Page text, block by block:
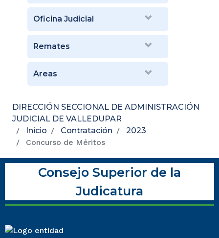
Oficina Judicial
Remates
Areas
DIRECCIÓN SECCIONAL DE ADMINISTRACIÓN
JUDICIAL DE VALLEDUPAR
Inicio
Contratación
2023
Concurso de Méritos
Consejo Superior de la
Judicatura